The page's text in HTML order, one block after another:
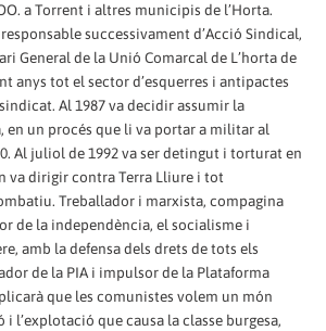
a Torrent i altres municipis de l’Horta.
successivament d’Acció Sindical,
General de la Unió Comarcal de L’horta de
anys tot el sector d’esquerres i antipactes
Al 1987 va decidir assumir la
en un procés que li va portar a militar al
Al juliol de 1992 va ser detingut i torturat en
va dirigir contra Terra Lliure i tot
Treballador i marxista, compagina
de la independència, el socialisme i
amb la defensa dels drets de tots els
de la PIA i impulsor de la Plataforma
que les comunistes volem un món
l’explotació que causa la classe burgesa,